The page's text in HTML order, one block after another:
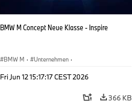
BMW M Concept Neue Klasse - Inspire
BMW M · Unternehmen ·
Fri Jun 12 15:17:17 CEST 2026
366 KB